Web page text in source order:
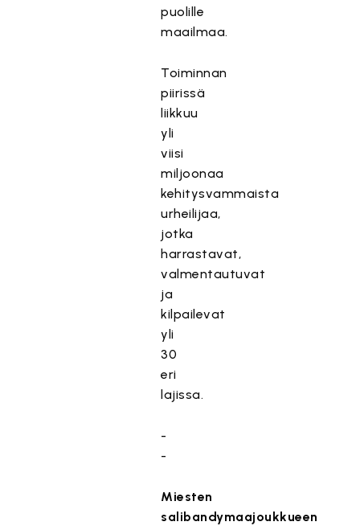
puolille
maailmaa.
Toiminnan
piirissä
liikkuu
yli
viisi
miljoonaa
kehitysvammaista
urheilijaa,
jotka
harrastavat,
valmentautuvat
ja
kilpailevat
yli
30
eri
lajissa.
-
-
Miesten
salibandymaajoukkueen